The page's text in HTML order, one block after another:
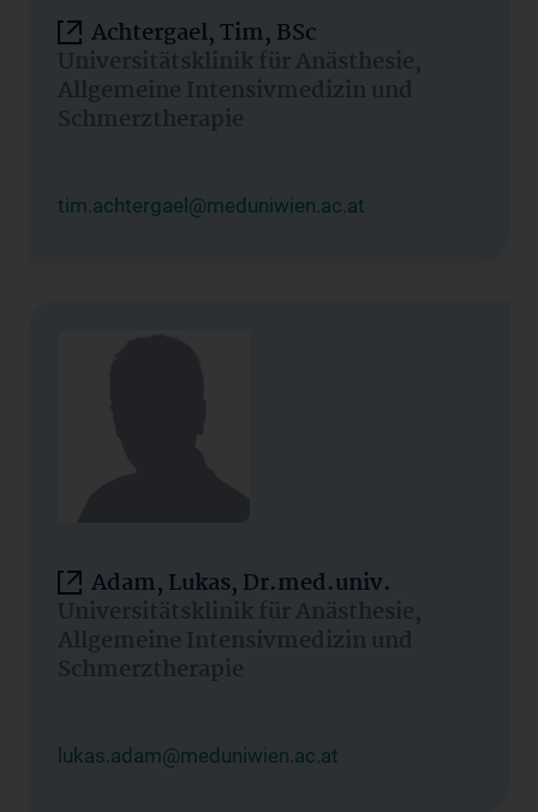
Achtergael, Tim, BSc
Universitätsklinik für Anästhesie,
Allgemeine Intensivmedizin und
Schmerztherapie
tim.achtergael@meduniwien.ac.at
Adam, Lukas, Dr.med.univ.
Universitätsklinik für Anästhesie,
Allgemeine Intensivmedizin und
Schmerztherapie
lukas.adam@meduniwien.ac.at